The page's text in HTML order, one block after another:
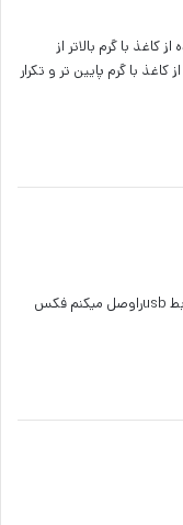
با گرم بالاتر از
با گرم پایین تر و تکرار
باسلام…چهارکاره پاناسونیک kx-flb802دارم..وقتی رابط usbراوصل میکنم فکس